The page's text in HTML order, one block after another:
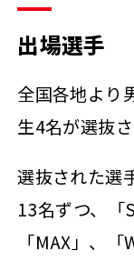
出場選手
全国各地より
生4名が選抜さ
選抜された選
13名ずつ、「
「MAX」、